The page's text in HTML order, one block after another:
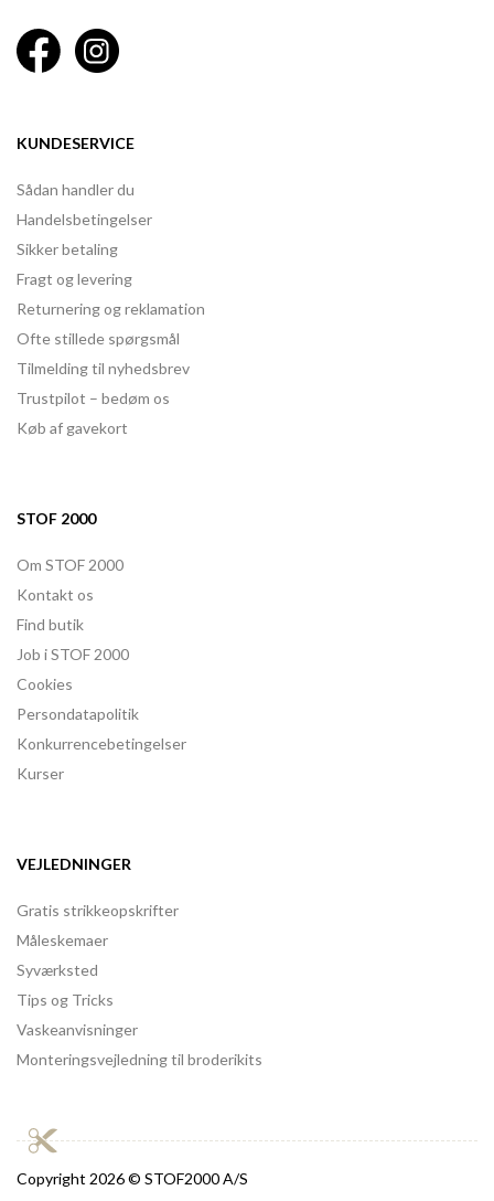
KUNDESERVICE
Sådan handler du
Handelsbetingelser
Sikker betaling
Fragt og levering
Returnering og reklamation
Ofte stillede spørgsmål
Tilmelding til nyhedsbrev
Trustpilot – bedøm os
Køb af gavekort
STOF 2000
Om STOF 2000
Kontakt os
Find butik
Job i STOF 2000
Cookies
Persondatapolitik
Konkurrencebetingelser
Kurser
VEJLEDNINGER
Gratis strikkeopskrifter
Måleskemaer
Syværksted
Tips og Tricks
Vaskeanvisninger
Monteringsvejledning til broderikits
Copyright 2026 © STOF2000 A/S